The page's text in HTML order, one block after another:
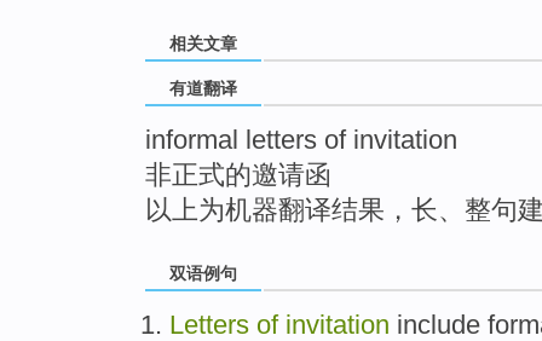
相关文章
有道翻译
informal letters of invitation
非正式的邀请函
以上为机器翻译结果，长、整句
双语例句
Letters of invitation include